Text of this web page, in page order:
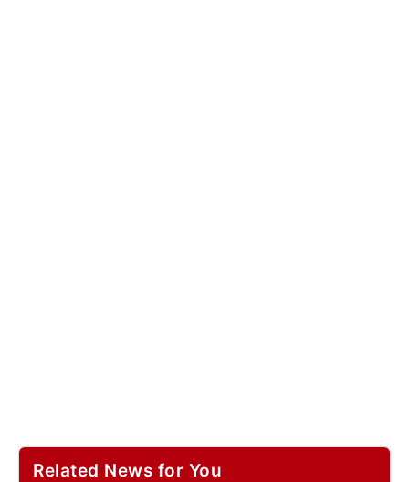
Related News for You